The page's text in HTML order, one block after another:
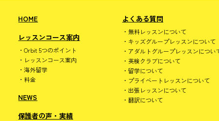
HOME
レッスンコース案内
Orbit 5つのポイント
レッスンコース案内
海外留学
料金
NEWS
保護者の声・実績
よくある質問
無料レッスンについて
キッズグループレッスンについて
アダルトグループレッスンについ
英検クラブについて
留学について
プライベートレッスンについて
出張レッスンについて
翻訳について